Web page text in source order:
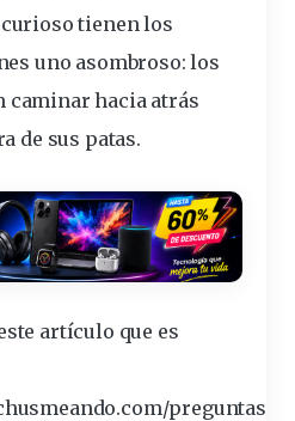
curioso tienen los
uno asombroso: los
caminar hacia atrás
de sus patas.
artículo que es
preguntas-